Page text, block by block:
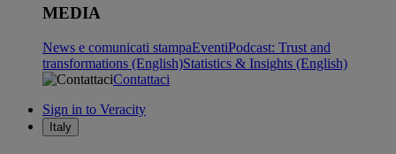
MEDIA
News e comunicati stampaEventiPodcast: Trust and
transformations (English)Statistics & Insights (English)
Contattaci
Sign in to Veracity
Italy